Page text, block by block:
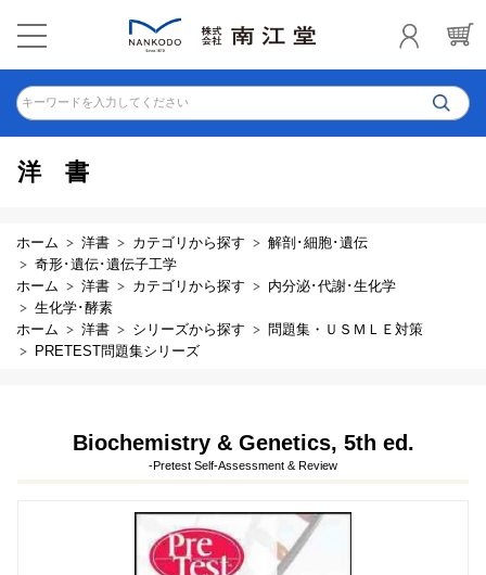
キーワードを入力してください
洋書
ホーム 洋書 カテゴリから探す
解剖･細胞･遺伝
奇形･遺伝･遺伝子工学
ホーム
洋書 カテゴリから探す
内分泌･代謝･生化学
生化学･酵素
ホーム
洋書 シリーズから探す
問題集・ＵＳＭＬＥ対策
PRETEST問題集シリーズ
Biochemistry & Genetics, 5th ed.
-Pretest Self-Assessment & Review